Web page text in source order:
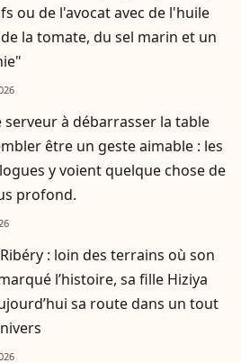
ou de l'avocat avec de l'huile
la tomate, du sel marin et un
serveur à débarrasser la table
être un geste aimable : les
y voient quelque chose de
profond.
: loin des terrains où son
l’histoire, sa fille Hiziya
sa route dans un tout